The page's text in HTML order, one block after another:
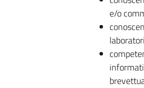
e/o